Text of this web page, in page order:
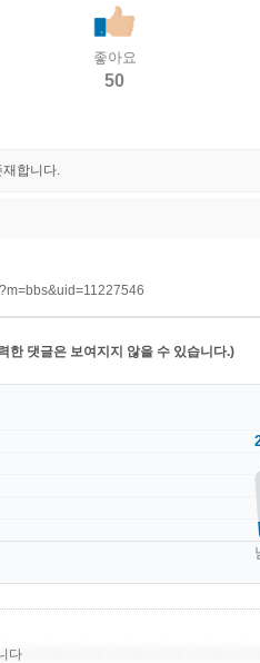
좋아요
50
합니다.
한 댓글은 보여지지 않을 수 있습니다.)